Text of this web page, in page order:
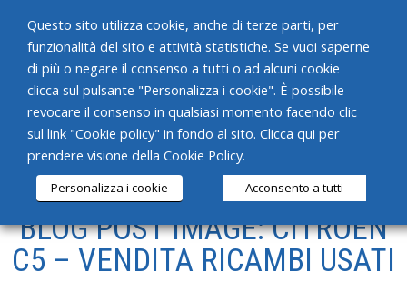
HOME
CHI SIAMO
SERVIZI
PRODOTTI
BLOG POST IMAGE: CITROEN
C5 – VENDITA RICAMBI USATI
Questo sito utilizza cookie, anche di terze parti, per
funzionalità del sito e attività statistiche. Se vuoi saperne
di più o negare il consenso a tutti o ad alcuni cookie
clicca sul pulsante "Personalizza i cookie". È possibile
revocare il consenso in qualsiasi momento facendo clic
sul link "Cookie policy" in fondo al sito. Clicca qui per
prendere visione della Cookie Policy.
Personalizza i cookie Acconsento a tutti